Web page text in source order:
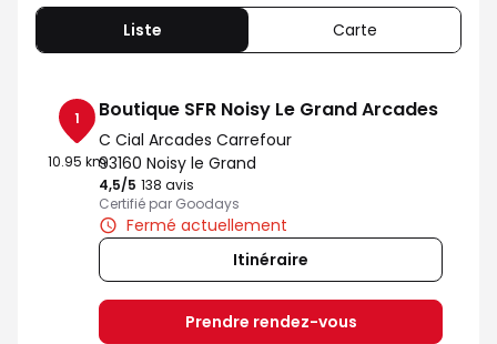
Liste Carte
1
10.95 km
Boutique SFR Noisy Le Grand Arcades
C Cial Arcades Carrefour
93160 Noisy le Grand
4,5/5 Note de 4.5 sur 5
138 avis
Certifié par Goodays
Fermé actuellement
Itinéraire
Prendre rendez-vous